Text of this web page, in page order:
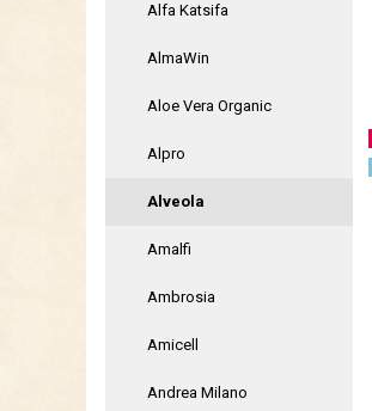
Alfa Katsifa
AlmaWin
Aloe Vera Organic
Alpro
Alveola
Amalfi
Ambrosia
Amicell
Andrea Milano